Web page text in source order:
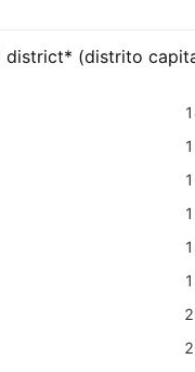
district* (distrito